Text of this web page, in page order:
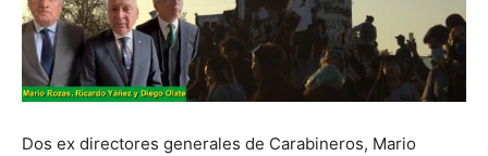
Dos ex directores generales de Carabineros, Mario